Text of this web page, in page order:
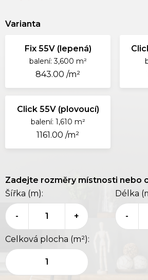
Varianta
Fix 55V (lepená)
balení: 3,600 m²
843.00 /m²
Click 55V (plovoucí)
balení: 1,610 m²
1161.00 /m²
Zadejte rozměry místnosti nebo
Šířka (m):
- +
Délka
-
Celková plocha (m²):
1